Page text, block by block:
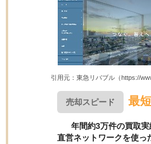
引用元：東急リバブル（https://
売却スピード 最
年間約3万件の買取実
直営ネットワークを使っ